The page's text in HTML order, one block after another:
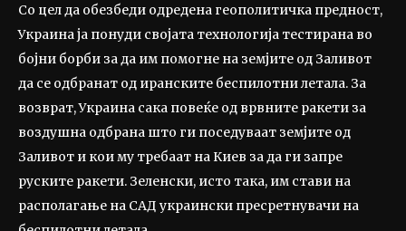
Со цел да обезбеди одредена геополитичка предност,
Украина ја понуди својата технологија тестирана во
бојни борби за да им помогне на земјите од Заливот
да се одбранат од иранските беспилотни летала. За
возврат, Украина сака повеќе од врвните ракети за
воздушна одбрана што ги поседуваат земјите од
Заливот и кои му требаат на Киев за да ги запре
руските ракети. Зеленски, исто така, им стави на
располагање на САД украински пресретнувачи на